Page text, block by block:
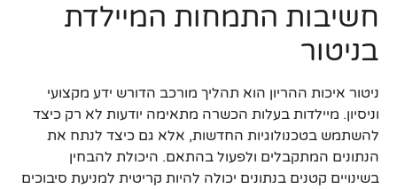
חשיבות התמחות המיילדת
בניטור
ניטור איכות ההריון הוא תהליך מורכב הדורש ידע מקצועי
וניסיון. מיילדות בעלות הכשרה מתאימה יודעות לא רק כיצד
להשתמש בטכנולוגיות החדשות, אלא גם כיצד לנתח את
הנתונים המתקבלים ולפעול בהתאם. היכולת להבחין
בשינויים קטנים בנתונים יכולה להיות קריטית למניעת סיבוכים